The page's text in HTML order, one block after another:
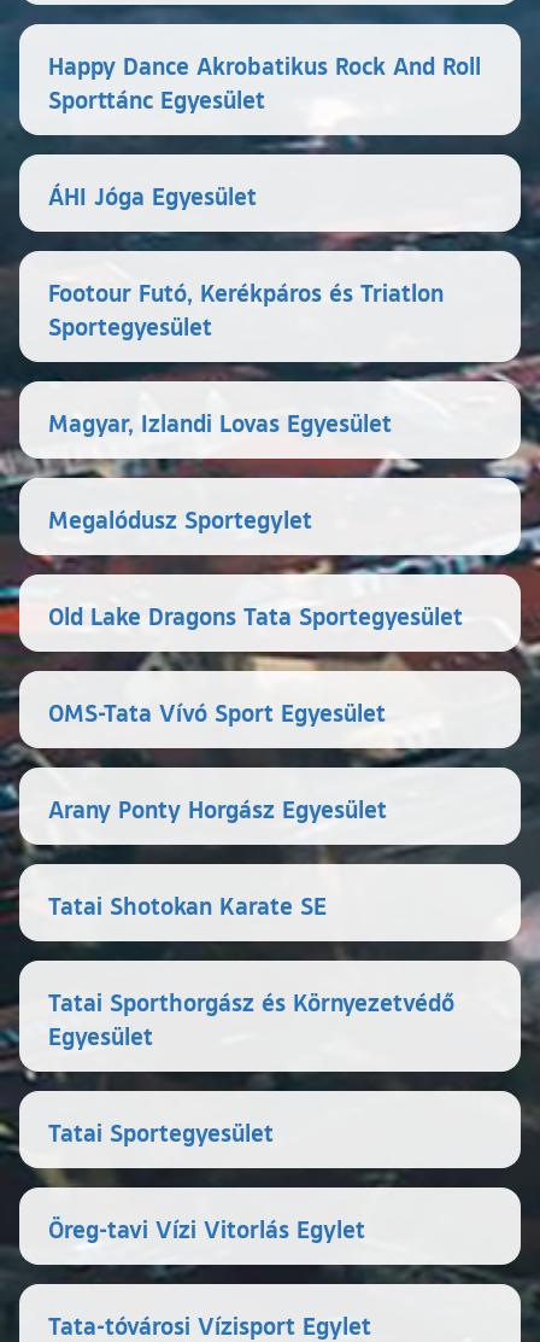
Happy Dance Akrobatikus Rock And Roll
Sporttánc Egyesület
ÁHI Jóga Egyesület
Footour Futó, Kerékpáros és Triatlon
Sportegyesület
Magyar, Izlandi Lovas Egyesület
Megalódusz Sportegylet
Old Lake Dragons Tata Sportegyesület
OMS-Tata Vívó Sport Egyesület
Arany Ponty Horgász Egyesület
Tatai Shotokan Karate SE
Tatai Sporthorgász és Környezetvédő
Egyesület
Tatai Sportegyesület
Öreg-tavi Vízi Vitorlás Egylet
Tata-tóvárosi Vízisport Egylet